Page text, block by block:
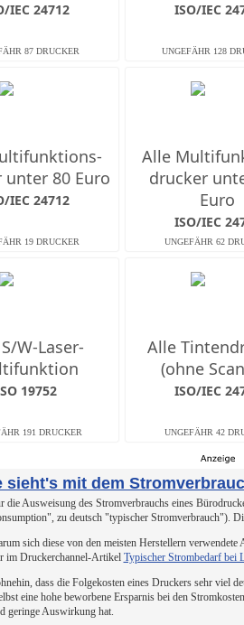
IEC 24712 ISO/IEC
unter 80 Euro
IEC 24712
Alle
drucker
Euro
ISO/IEC
W-Laser-
19752
Alle
(ohne
ISO/IEC
sieht's mit dem
die Ausweisung des Stromverbrauchs eines
zu deutsch "typischer Stromverbrauch").
sich diese von den meisten Herstellern
im Druckerchannel-Artikel Typischer Strombedarf bei
dass die Folgekosten eines Druckers sehr viel
eine hohe beworbene Ersparnis bei den
geringe Auswirkung hat.